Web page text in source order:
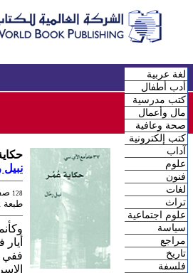
لغة عربية
أدب أطفال
كتب مدرسية
مال وأعمال
صحة وعافية
كتب إلكترونية
آداب
علوم
فنون
لغات
تراث
علوم اجتماعية
سياسة
مراجع
تاريخ
فلسفة
حكاية عمر:
128
طبعة